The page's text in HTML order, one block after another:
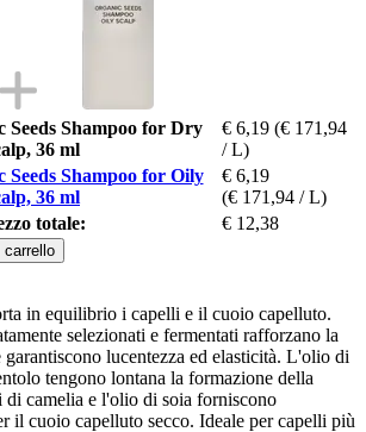
Seeds Shampoo for Dry
36 ml
€ 6,19 (€ 171,94
/ L)
Seeds Shampoo for Oily
36 ml
€ 6,19
(€ 171,94 / L)
totale:
€ 12,38
carrello
in equilibrio i capelli e il cuoio capelluto.
selezionati e fermentati rafforzano la
garantiscono lucentezza ed elasticità. L'olio di
tengono lontana la formazione della
di camelia e l'olio di soia forniscono
il cuoio capelluto secco. Ideale per capelli più